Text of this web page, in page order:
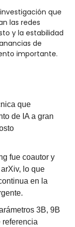
que
las redes
y la estabilidad
de
importante.
que
de IA a gran
fue coautor y
lo que
en la
3B, 9B
referencia